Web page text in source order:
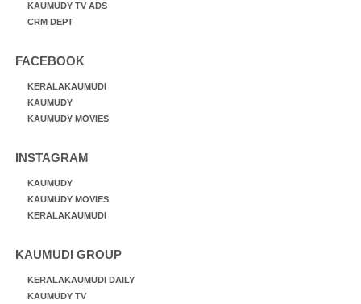
KAUMUDY TV ADS
CRM DEPT
FACEBOOK
KERALAKAUMUDI
KAUMUDY
KAUMUDY MOVIES
INSTAGRAM
KAUMUDY
KAUMUDY MOVIES
KERALAKAUMUDI
KAUMUDI GROUP
KERALAKAUMUDI DAILY
KAUMUDY TV